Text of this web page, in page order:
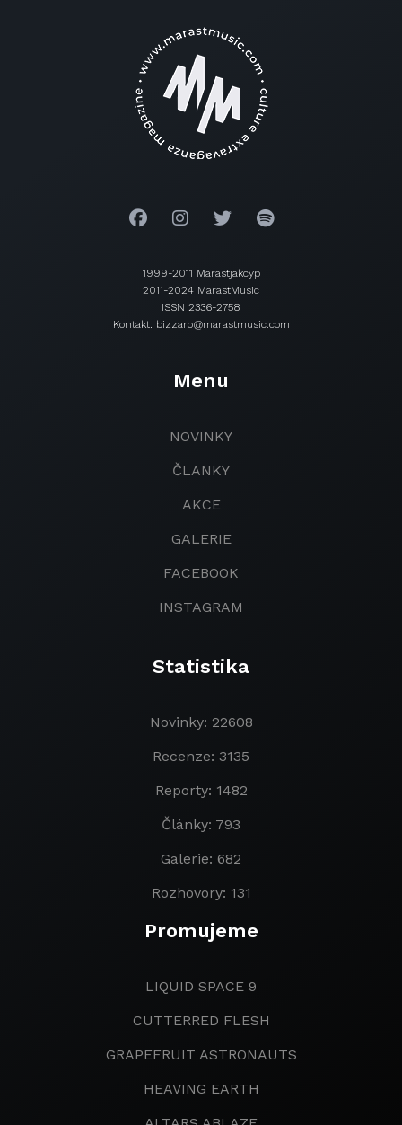
1999-2011 Marastjakcyp
2011-2024 MarastMusic
ISSN 2336-2758
Kontakt: bizzaro@marastmusic.com
Menu
NOVINKY
ČLANKY
AKCE
GALERIE
FACEBOOK
INSTAGRAM
Statistika
Novinky: 22608
Recenze: 3135
Reporty: 1482
Články: 793
Galerie: 682
Rozhovory: 131
Promujeme
LIQUID SPACE 9
CUTTERRED FLESH
GRAPEFRUIT ASTRONAUTS
HEAVING EARTH